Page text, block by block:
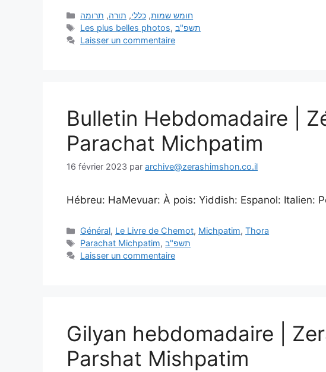
חומש שמות, כללי, תורה, תרומה
Les plus belles photos,תשפ"ב
Laisser un commentaire
Bulletin Hebdomadaire |
Parachat Michpatim
16 février 2023 par archive@zerashimshon.co.il
Hébreu: HaMevuar: À pois: Yiddish: Espanol: Italien:
Général, Le Livre de Chemot, Michpatim,Thora
Parachat Michpatim,תשפ"ב
Laisser un commentaire
Gilyan hebdomadaire |
Parshat Mishpatim